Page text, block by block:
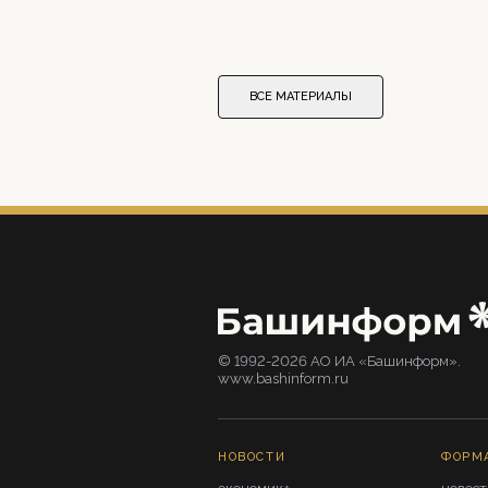
ВСЕ МАТЕРИАЛЫ
© 1992-2026 АО ИА «Башинформ».
www.bashinform.ru
НОВОСТИ